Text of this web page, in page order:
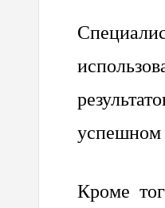
успешном
Кроме